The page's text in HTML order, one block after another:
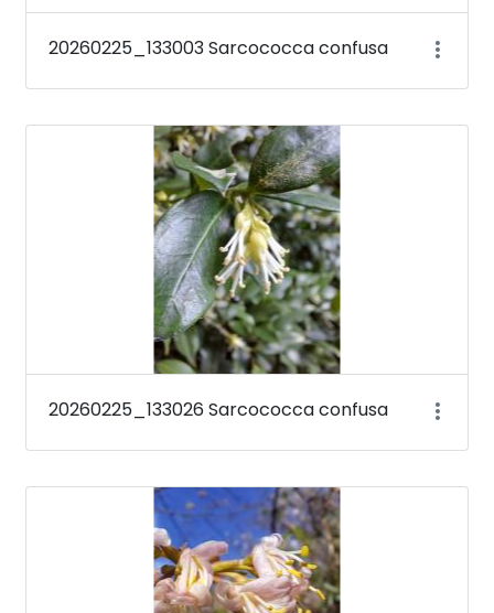
20260225_133003 Sarcococca confusa
20260225_133026 Sarcococca confusa